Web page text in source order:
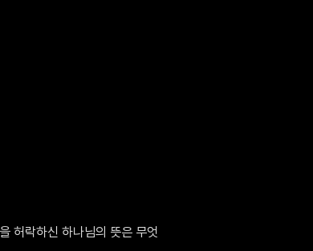
허락하신 하나님의 뜻은 무엇